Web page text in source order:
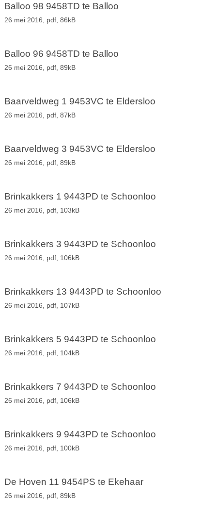
Balloo 98 9458TD te Balloo
26 mei 2016, pdf, 86kB
Balloo 96 9458TD te Balloo
26 mei 2016, pdf, 89kB
Baarveldweg 1 9453VC te Eldersloo
26 mei 2016, pdf, 87kB
Baarveldweg 3 9453VC te Eldersloo
26 mei 2016, pdf, 89kB
Brinkakkers 1 9443PD te Schoonloo
26 mei 2016, pdf, 103kB
Brinkakkers 3 9443PD te Schoonloo
26 mei 2016, pdf, 106kB
Brinkakkers 13 9443PD te Schoonloo
26 mei 2016, pdf, 107kB
Brinkakkers 5 9443PD te Schoonloo
26 mei 2016, pdf, 104kB
Brinkakkers 7 9443PD te Schoonloo
26 mei 2016, pdf, 106kB
Brinkakkers 9 9443PD te Schoonloo
26 mei 2016, pdf, 100kB
De Hoven 11 9454PS te Ekehaar
26 mei 2016, pdf, 89kB